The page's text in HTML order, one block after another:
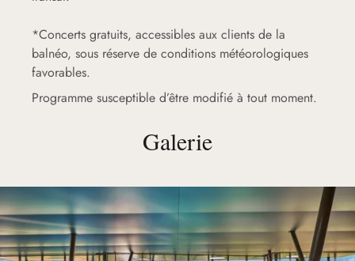
*Concerts gratuits, accessibles aux clients de la
balnéo, sous réserve de conditions météorologiques
favorables.
Programme susceptible d’être modifié à tout moment.
Galerie